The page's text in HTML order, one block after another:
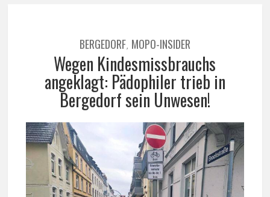
BERGEDORF, MOPO-INSIDER
Wegen Kindesmissbrauchs
angeklagt: Pädophiler trieb in
Bergedorf sein Unwesen!